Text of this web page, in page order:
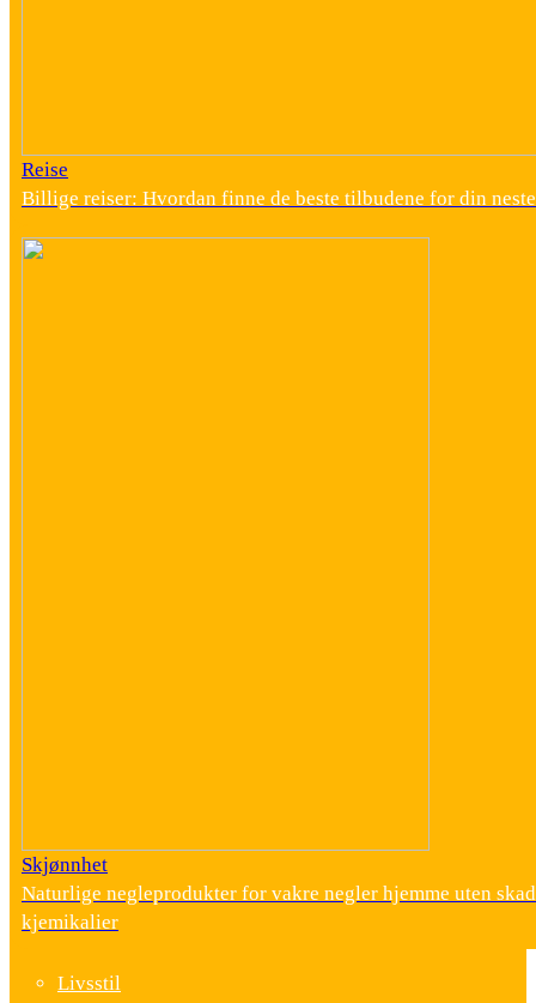
Reise
Billige reiser: Hvordan finne de beste tilbudene for din
Skjønnhet
Naturlige negleprodukter for vakre negler hjemme uten
kjemikalier
Livsstil